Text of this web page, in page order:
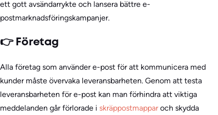
ett gott avsändarrykte och lansera bättre e-
postmarknadsföringskampanjer.
👉 Företag
Alla företag som använder e-post för att kommunicera med
kunder måste övervaka leveransbarheten. Genom att testa
leveransbarheten för e-post kan man förhindra att viktiga
meddelanden går förlorade i skräppostmapparoch skydda